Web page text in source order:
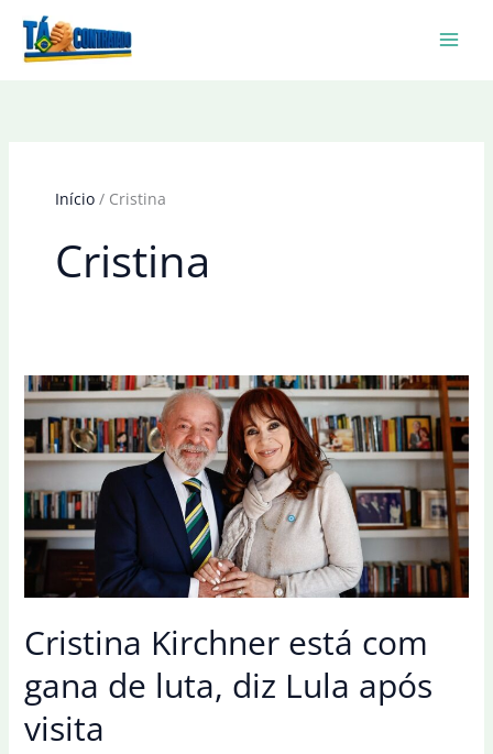
Início Cristina
Cristina
Cristina Kirchner está com
gana de luta, diz Lula após
visita